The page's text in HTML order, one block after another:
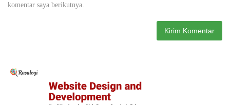
komentar saya berikutnya.